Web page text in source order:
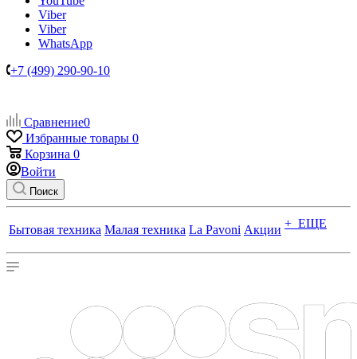
Viber
Viber
WhatsApp
+7 (499) 290-90-10
Сравнение0
Избранные товары 0
Корзина 0
Войти
Поиск
Бытовая техника Малая техника La Pavoni Акции + ЕЩЕ